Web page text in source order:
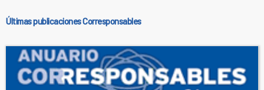
Últimas publicaciones Corresponsables